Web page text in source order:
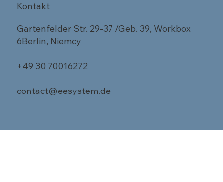
Kontakt
Gartenfelder Str. 29-37 /Geb. 39, Workbox
6Berlin, Niemcy
+49 30 70016272
contact@eesystem.de